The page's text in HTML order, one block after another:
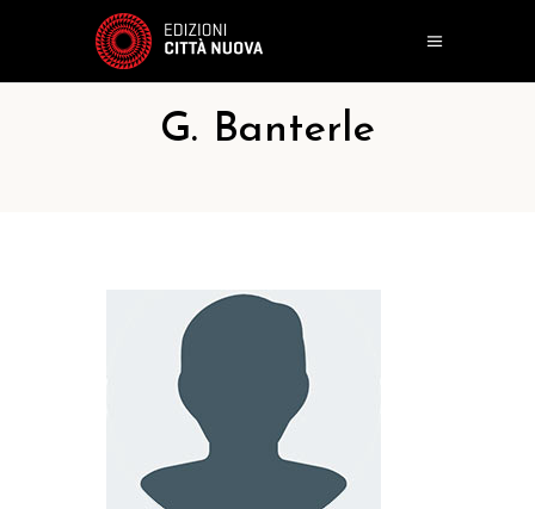
G. Banterle